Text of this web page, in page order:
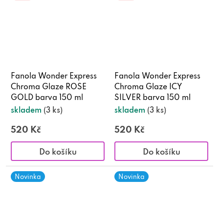
Fanola Wonder Express
Chroma Glaze ROSE
GOLD barva 150 ml
skladem (3 ks)
520 Kč
Do košíku
Fanola Wonder Express
Chroma Glaze ICY
SILVER barva 150 ml
skladem (3 ks)
520 Kč
Do košíku
Novinka Novinka